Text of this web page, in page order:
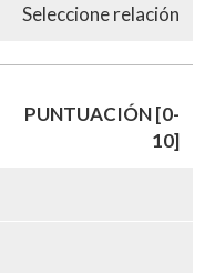
Seleccione relación
PUNTUACIÓN [0-
10]